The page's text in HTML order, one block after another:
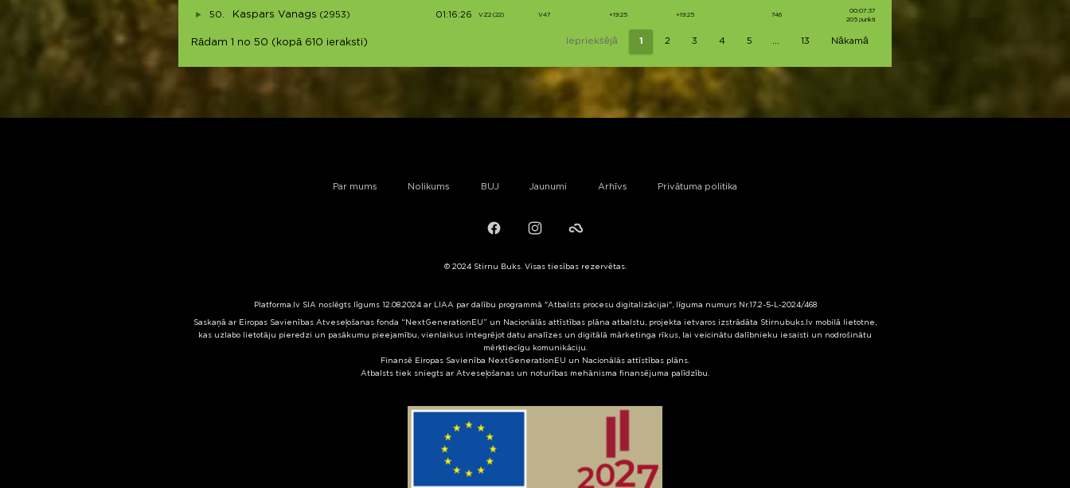
50. Kaspars Vanags (2953) 01:16:26 VZ2 (22) V47 +19:25 +19:25 746
00:07:37
205 punkti
Rādam 1 no 50 (kopā 610 ieraksti) Iepriekšējā 1 2 3 4 5 13 Nākamā
Par mums Nolikums BUJ Jaunumi Arhīvs Privātuma politika
FacebookInstagramFailiem.lv
© 2024 Stirnu Buks. Visas tiesības rezervētas.
Platforma.lv SIA noslēgts līgums 12.08.2024 ar LIAA par dalību programmā "Atbalsts procesu digitalizācijai", līguma numurs Nr.17.2-5-L-2024/468
Saskaņā ar Eiropas Savienības Atveseļošanas fonda “NextGenerationEU” un Nacionālās attīstības plāna atbalstu, projekta ietvaros izstrādāta Stirnubuks.lv mobilā lietotne,
kas uzlabo lietotāju pieredzi un pasākumu pieejamību, vienlaikus integrējot datu analīzes un digitālā mārketinga rīkus, lai veicinātu dalībnieku iesaisti un nodrošinātu
mērķtiecīgu komunikāciju.
Finansē Eiropas Savienība NextGenerationEU un Nacionālās attīstības plāns.
Atbalsts tiek sniegts ar Atveseļošanas un noturības mehānisma finansējuma palīdzību.